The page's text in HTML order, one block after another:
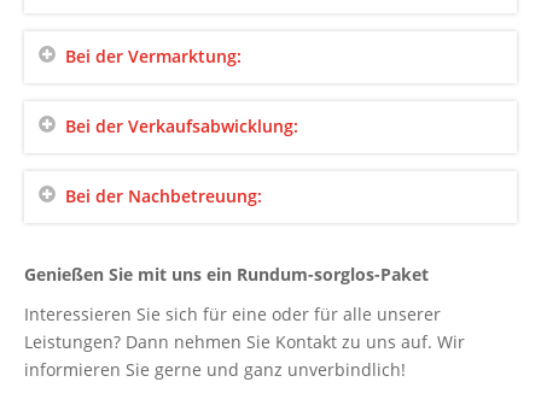
Bei der Vermarktung:
Bei der Verkaufsabwicklung:
Bei der Nachbetreuung:
Genießen Sie mit uns ein Rundum-sorglos-Paket
Interessieren Sie sich für eine oder für alle unserer
Leistungen? Dann nehmen Sie Kontakt zu uns auf. Wir
informieren Sie gerne und ganz unverbindlich!